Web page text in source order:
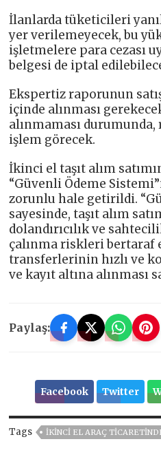
İlanlarda tüketicileri
yer verilemeyecek, bu
işletmelere para cezası
belgesi de iptal
Ekspertiz raporunun
içinde alınması
alınmaması
işlem görecek.
İkinci el taşıt alım
“Güvenli Ödeme
zorunlu hale getirildi.
sayesinde, taşıt alım
dolandırıcılık ve
çalınma riskleri bertaraf
transferlerinin hızlı ve
ve kayıt altına alınması
Paylaş:
Facebook Twitter
Tags İKİNCİ EL ARAÇ